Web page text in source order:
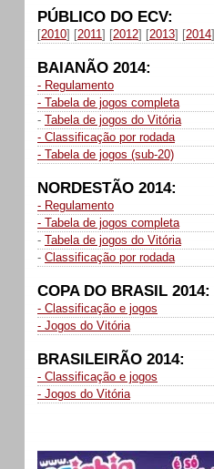
PÚBLICO DO ECV:
[2010] [2011] [2012] [2013] [2014]
BAIANÃO 2014:
- Regulamento
- Tabela de jogos completa
- Tabela de jogos do Vitória
- Classificação por rodada
- Tabela de jogos (sub-20)
NORDESTÃO 2014:
- Regulamento
- Tabela de jogos completa
- Tabela de jogos do Vitória
- Classificação por rodada
COPA DO BRASIL 2014:
- Classificação e jogos
- Jogos do Vitória
BRASILEIRÃO 2014:
- Classificação e jogos
- Jogos do Vitória